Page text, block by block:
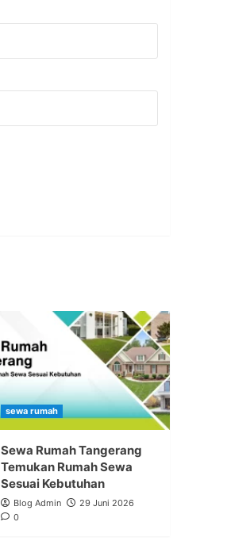
sewa rumah
Sewa Rumah Tangerang
Temukan Rumah Sewa
Sesuai Kebutuhan
Blog Admin
29 Juni 2026
0